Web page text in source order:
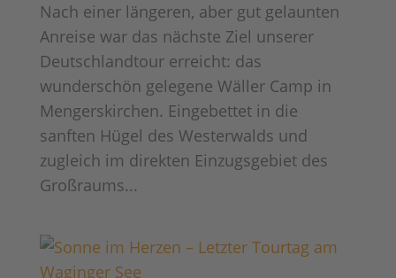
Nach einer längeren, aber gut gelaunten
Anreise war das nächste Ziel unserer
Deutschlandtour erreicht: das
wunderschön gelegene Wäller Camp in
Mengerskirchen. Eingebettet in die
sanften Hügel des Westerwalds und
zugleich im direkten Einzugsgebiet des
Großraums...